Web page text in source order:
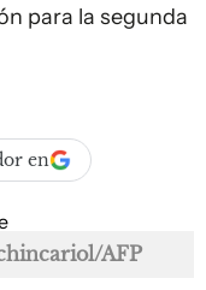
para la segunda
en
AFP